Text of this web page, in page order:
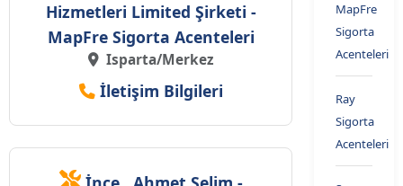
Hizmetleri Limited Şirketi -
MapFre Sigorta Acenteleri
Isparta/Merkez
İletişim Bilgileri
MapFre
Sigorta
Acenteleri
Ray
Sigorta
Acenteleri